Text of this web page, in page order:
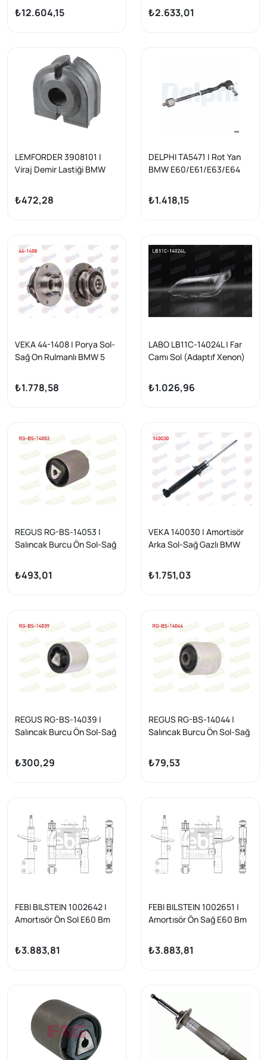
₺12.604,15
Marka
₺2.633,01
LEMFORDER 3908101 |
Viraj Demir Lastiği BMW
₺472,28
DELPHI TA5471 | Rot Yan
BMW E60/E61/E63/E64
₺1.418,15
VEKA 44-1408 | Porya Sol-
Sağ On Rulmanlı BMW 5
2003-2010
₺1.778,58
LABO LB11C-14024L | Far
Camı Sol (Adaptıf Xenon)
2010
₺1.026,96
REGUS RG-BS-14053 |
Salıncak Burcu Ön Sol-Sağ
2007-2012
₺493,01
VEKA 140030 | Amortisör
Arka Sol-Sağ Gazlı BMW
530 D / 530İ 2003-2010
₺1.751,03
REGUS RG-BS-14039 |
Salıncak Burcu Ön Sol-Sağ
D 2003-2010
₺300,29
REGUS RG-BS-14044 |
Salıncak Burcu Ön Sol-Sağ
İ 1995-2003
₺79,53
FEBI BILSTEIN 1002642 |
Amortısör Ön Sol E60 Bm
₺3.883,81
FEBI BILSTEIN 1002651 |
Amortısör Ön Sağ E60 Bm
₺3.883,81